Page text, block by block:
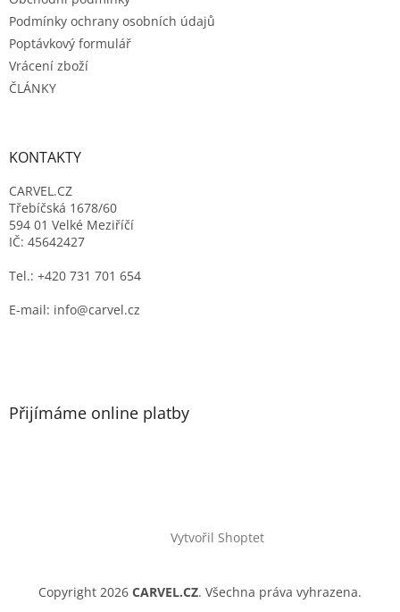
Podmínky ochrany osobních údajů
Poptávkový formulář
Vrácení zboží
ČLÁNKY
KONTAKTY
CARVEL.CZ
Třebíčská 1678/60
594 01 Velké Meziříčí
IČ: 45642427
Tel.: +420 731 701 654
E-mail: info@carvel.cz
Přijímáme online platby
Vytvořil Shoptet
Copyright 2026 CARVEL.CZ. Všechna práva vyhrazena.